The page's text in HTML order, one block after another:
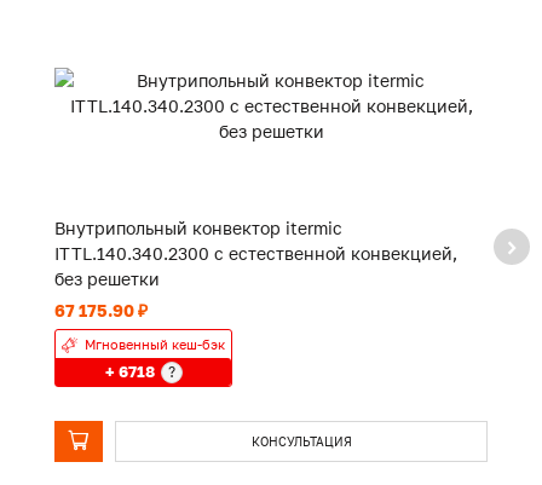
Внутрипольный конвектор itermic
ITTL.140.340.2300 с естественной конвекцией,
без решетки
67 175.90 ₽
Мгновенный кеш-бэк
+ 6718 ?
КОНСУЛЬТАЦИЯ